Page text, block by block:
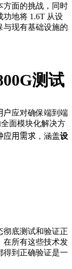
方面的挑战，同时
地将 1.6T 从设
与现有基础设施的
测试
户应对确保端到端
面模块化解决方
应用需求 ， 涵盖设
彻底测试和验证正
所有这些技术发
得到正确验证是一